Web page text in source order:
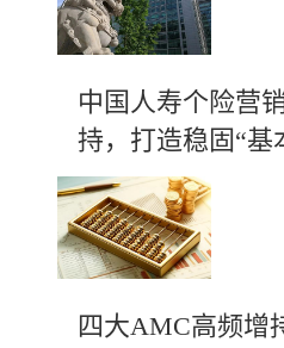
中国人寿个险营
持，打造稳固“基
四大AMC高频增